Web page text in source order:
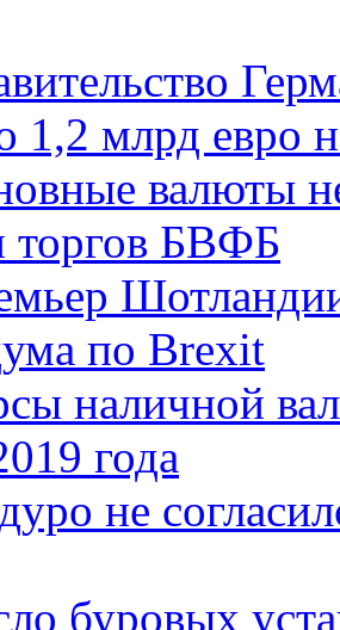
1,2 млрд евро
валюты
торгов БВФБ
по Brexit
наличной
года
не
буровых